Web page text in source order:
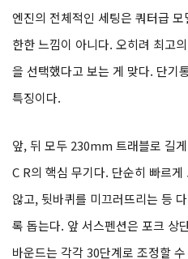
엔진의 전체적인 세팅은 쿼터급
한한 느낌이 아니다. 오히려 최고
을 선택했다고 보는 게 맞다. 단기
특징이다.
앞, 뒤 모두 230mm 트래블로 길
C R의 핵심 무기다. 단순히 빠르
않고, 뒷바퀴를 미끄러뜨리는 등
록 돕는다. 앞 서스펜션은 포크 상
바운드는 각각 30단계로 조정할